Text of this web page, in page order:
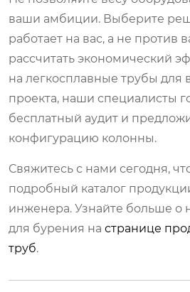
ваши амбиции. Выберите
работает на вас, а не против
рассчитать экономический
на легкосплавные трубы для
проекта, наши специалисты
бесплатный аудит и
конфигурацию колонны.
Свяжитесь с нами сегодня,
подробный каталог
инженера. Узнайте больше о
для бурения на странице
труб.